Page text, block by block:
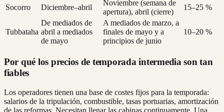
Socorro
Diciembre–abril
Noviembre (semana de
apertura), abril (cierre)
15–25 %
Tubbataha
De mediados de
abril a mediados
de mayo
A mediados de marzo, a
finales de mayo y a
principios de junio
10–20 %
Por qué los precios de temporada intermedia son tan
fiables
Los operadores tienen una base de costes fijos para la temporada:
salarios de la tripulación, combustible, tasas portuarias, amortización
de las reformas. Necesitan llenar las cabinas continuamente. Una